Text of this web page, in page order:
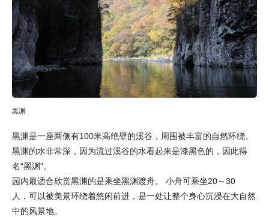
黒渊
黑渊是一座两侧有100米高绝壁的溪谷，周围被丰富的自然环绕。
黑渊的水非常深，因为流过溪谷的水看起来是漆黑色的，因此得
名“黑渊”。
园内最适合欣赏黑渊的是乘坐黑渊渡舟。 小舟可乘坐20～30
人，可以被美景环绕着悠闲前进，是一处让整个身心沉浸在大自然
中的风景地。